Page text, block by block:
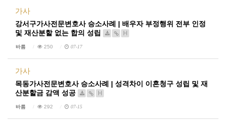
가사
강서구가사전문변호사 승소사례 | 배우자 부정행위 전부 인정
및 재산분할 없는 합의 성립
H
바름 250 07-17
가사
목동가사전문변호사 승소사례 | 성격차이 이혼청구 성립 및 재
산분할금 감액 성공
H
바름 292 07-15